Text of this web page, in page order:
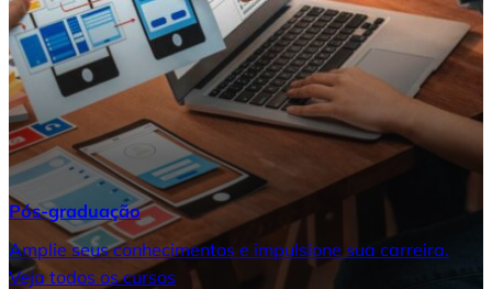
Pós-graduação
Amplie seus conhecimentos e impulsione sua carreira.
Veja todos os cursos